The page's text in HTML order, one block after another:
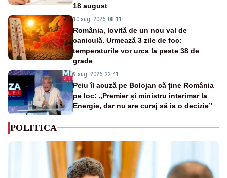
18 august
10 aug. 2026, 08:11
România, lovită de un nou val de
caniculă. Urmează 3 zile de foc:
temperaturile vor urca la peste 38 de
grade
9 aug. 2026, 22:41
Peiu îl acuză pe Bolojan că ține România
pe loc: „Premier și ministru interimar la
Energie, dar nu are curaj să ia o decizie”
POLITICA